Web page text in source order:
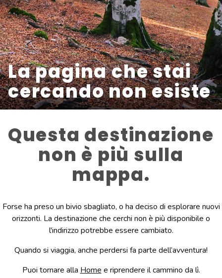
La pagina che stai
cercando non esiste
Questa destinazione
non è più sulla
mappa.
Forse ha preso un bivio sbagliato, o ha deciso di esplorare nuovi
orizzonti. La destinazione che cerchi non è più disponibile o
l'indirizzo potrebbe essere cambiato.
Quando si viaggia, anche perdersi fa parte dell’avventura!
Puoi tornare alla Home e riprendere il cammino da lì.